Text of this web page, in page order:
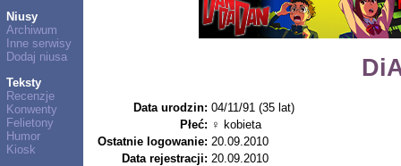
Niusy
Archiwum
Inne serwisy
Dodaj niusa
Teksty
Recenzje
Konwenty
Felietony
Humor
Kiosk
Data urodzin: 04/11/91 (35 lat)
Płeć: ♀ kobieta
Ostatnie logowanie: 20.09.2010
Data rejestracji: 20.09.2010